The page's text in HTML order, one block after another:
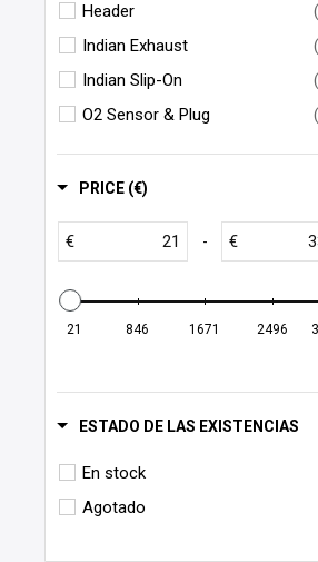
Header
Indian Exhaust
Indian Slip-On
O2 Sensor & Plug
Suzuki Exhaust
Victory Exhaust
Yamaha Exhaust
PRICE (€)
€ - €
21 846 1671 2496
ESTADO DE LAS EXISTENCIAS
En stock
Agotado